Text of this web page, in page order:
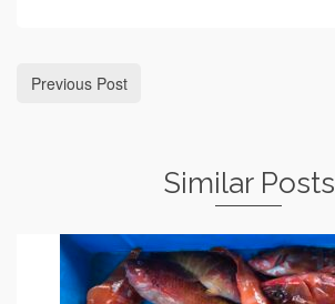
Previous Post
Similar Posts